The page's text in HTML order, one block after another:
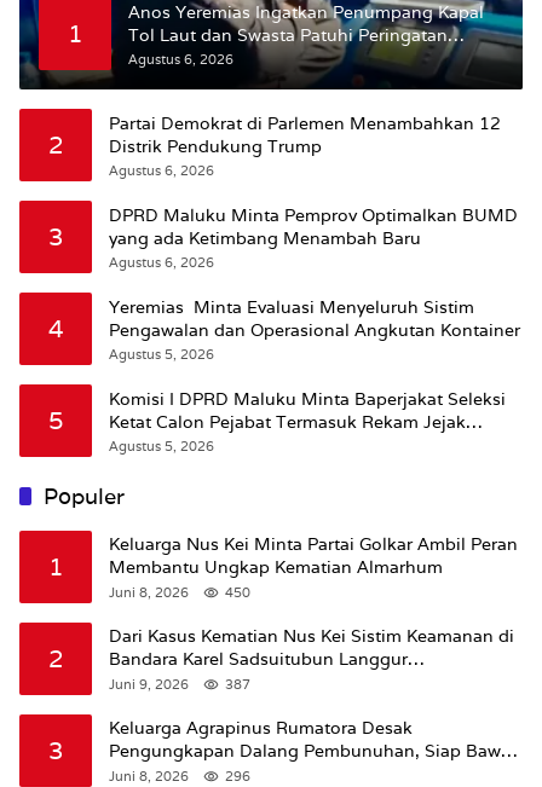
1
Anos Yeremias Ingatkan Penumpang Kapal
Tol Laut dan Swasta Patuhi Peringatan
BMKG
Agustus 6, 2026
2
Partai Demokrat di Parlemen Menambahkan 12
Distrik Pendukung Trump
Agustus 6, 2026
3
DPRD Maluku Minta Pemprov Optimalkan BUMD
yang ada Ketimbang Menambah Baru
Agustus 6, 2026
4
Yeremias Minta Evaluasi Menyeluruh Sistim
Pengawalan dan Operasional Angkutan Kontainer
Agustus 5, 2026
5
Komisi I DPRD Maluku Minta Baperjakat Seleksi
Ketat Calon Pejabat Termasuk Rekam Jejak
Hukum
Agustus 5, 2026
Populer
1
Keluarga Nus Kei Minta Partai Golkar Ambil Peran
Membantu Ungkap Kematian Almarhum
Juni 8, 2026 450
2
Dari Kasus Kematian Nus Kei Sistim Keamanan di
Bandara Karel Sadsuitubun Langgur
Dipertanyakan
Juni 9, 2026 387
3
Keluarga Agrapinus Rumatora Desak
Pengungkapan Dalang Pembunuhan, Siap Bawa
Kasus ke Komisi III DPR RI
Juni 8, 2026 296